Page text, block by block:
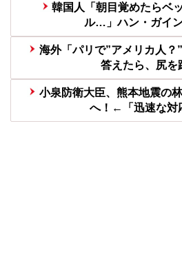
韓国人「朝目覚めたらベ
ル…」ハン・ガイ
海外「パリで”アメリカ人？
答えたら、尻を
小泉防衛大臣、熊本地震の
へ！←「迅速な対